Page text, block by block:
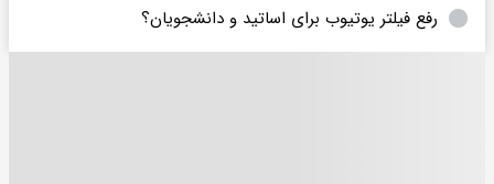
رفع فیلتر یوتیوب برای اساتید و دانشجویان؟